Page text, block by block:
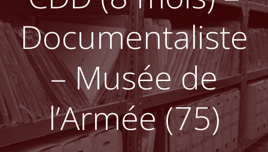
Documentaliste
– Musée de
l’Armée (75)